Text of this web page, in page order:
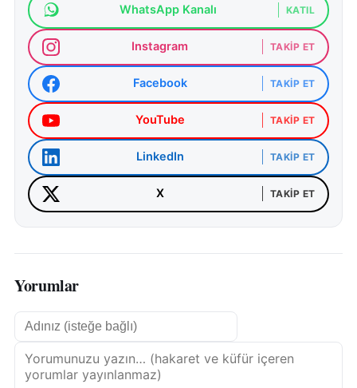
WhatsApp Kanalı KATIL
Instagram TAKIP ET
Facebook TAKIP ET
YouTube TAKIP ET
LinkedIn TAKIP ET
X TAKIP ET
Yorumlar